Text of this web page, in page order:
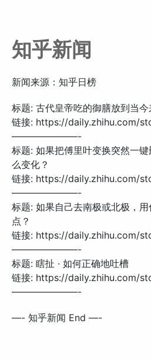
知乎新闻
新闻来源：知乎日榜
标题: 古代皇帝吃的御膳放到当
链接: https://daily.zhihu.com/
———————-
标题: 如果把傅里叶变换突然一
么变化？
链接: https://daily.zhihu.com/
———————-
标题: 如果自己去南极或北极，
点？
链接: https://daily.zhihu.com/
———————-
标题: 瞎扯 · 如何正确地吐槽
链接: https://daily.zhihu.com/
———————-
—- 知乎新闻 End —-